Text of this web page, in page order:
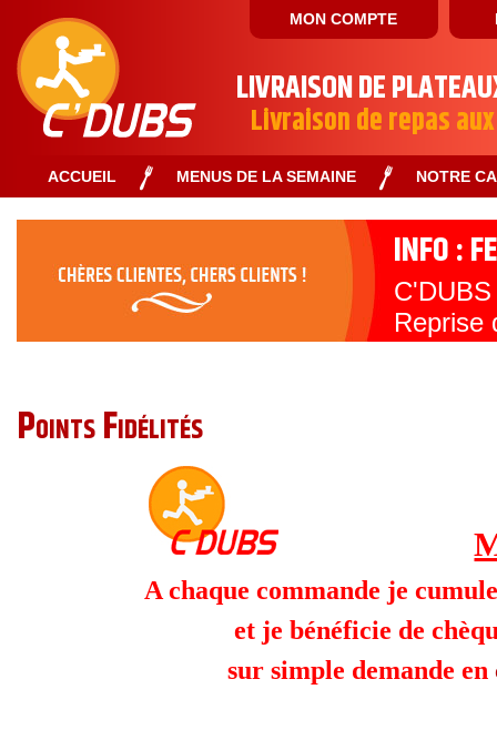
LIVRAISON DE
Livraison de repas
MON COMPTE
ACCUEIL MENUS DE LA SEMAINE NOTRE
INFO :
Reprise
Points Fidélités
A chaque commande je
et je bénéficie de
sur simple demande en